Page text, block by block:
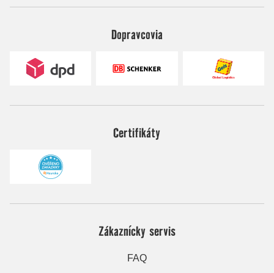
Dopravcovia
Certifikáty
Zákaznícky servis
FAQ